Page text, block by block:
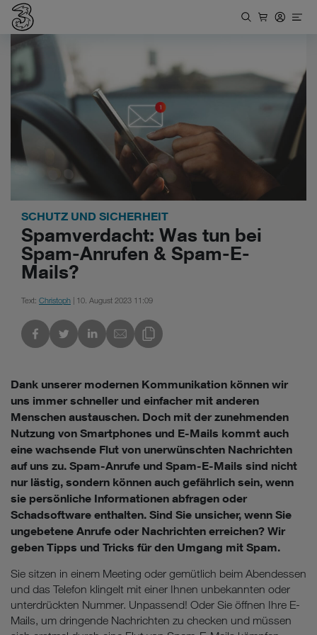
SCHUTZ UND SICHERHEIT
Spamverdacht: Was tun bei
Spam-Anrufen & Spam-E-
Mails?
Text: Christoph | 10. August 2023 11:09
Link des Blogs kopieren
Dank unserer modernen Kommunikation können wir
uns immer schneller und einfacher mit anderen
Menschen austauschen. Doch mit der zunehmenden
Nutzung von Smartphones und E-Mails kommt auch
eine wachsende Flut von unerwünschten Nachrichten
auf uns zu. Spam-Anrufe und Spam-E-Mails sind nicht
nur lästig, sondern können auch gefährlich sein, wenn
sie persönliche Informationen abfragen oder
Schadsoftware enthalten. Sind Sie unsicher, wenn Sie
ungebetene Anrufe oder Nachrichten erreichen? Wir
geben Tipps und Tricks für den Umgang mit Spam.
Sie sitzen in einem Meeting oder gemütlich beim Abendessen
und das Telefon klingelt mit einer Ihnen unbekannten oder
unterdrückten Nummer. Unpassend! Oder Sie öffnen Ihre E-
Mails, um dringende Nachrichten zu checken und müssen